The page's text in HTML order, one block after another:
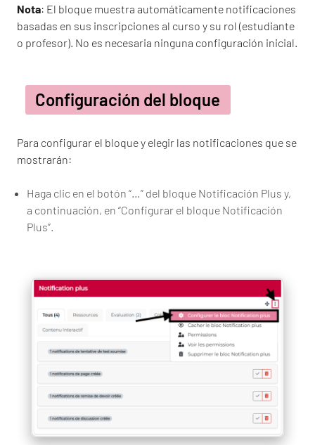
Nota: El bloque muestra automáticamente notificaciones
basadas en sus inscripciones al curso y su rol (estudiante
o profesor). No es necesaria ninguna configuración inicial.
Configuración del bloque
Para configurar el bloque y elegir las notificaciones que se
mostrarán:
Haga clic en el botón “…” del bloque Notificación Plus y,
a continuación, en “Configurar el bloque Notificación
Plus”.